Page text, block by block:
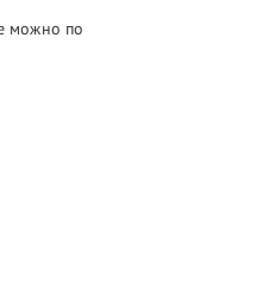
можно по